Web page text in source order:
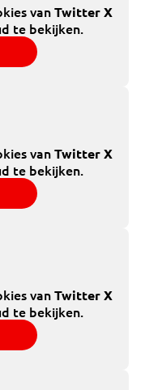
vanTwitter X
te bekijken.
vanTwitter X
te bekijken.
vanTwitter X
te bekijken.